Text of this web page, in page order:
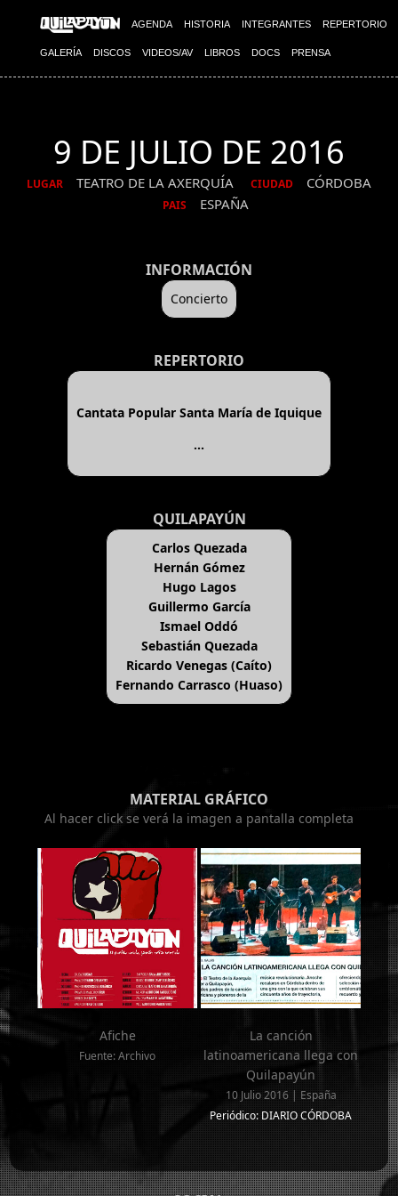
AGENDA HISTORIA INTEGRANTES REPERTORIO
GALERÍA DISCOS VIDEOS/AV LIBROS DOCS PRENSA
9 DE JULIO DE 2016
LUGAR TEATRO DE LA AXERQUÍA CIUDAD CÓRDOBA
PAIS ESPAÑA
INFORMACIÓN
Concierto
REPERTORIO
Cantata Popular Santa María de Iquique
...
QUILAPAYÚN
Carlos Quezada
Hernán Gómez
Hugo Lagos
Guillermo García
Ismael Oddó
Sebastián Quezada
Ricardo Venegas (Caíto)
Fernando Carrasco (Huaso)
MATERIAL GRÁFICO
Al hacer click se verá la imagen a pantalla completa
Afiche
Fuente: Archivo
La canción
latinoamericana llega con
Quilapayún
10 Julio 2016 | España
Periódico: DIARIO CÓRDOBA